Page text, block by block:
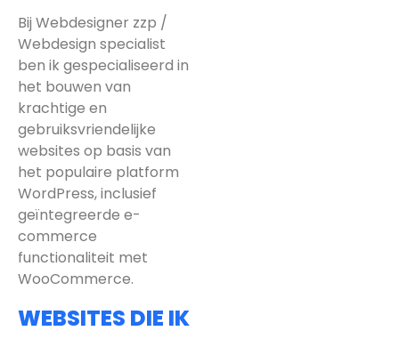
Bij Webdesigner zzp /
Webdesign specialist
ben ik gespecialiseerd in
het bouwen van
krachtige en
gebruiksvriendelijke
websites op basis van
het populaire platform
WordPress, inclusief
geïntegreerde e-
commerce
functionaliteit met
WooCommerce.
WEBSITES DIE IK